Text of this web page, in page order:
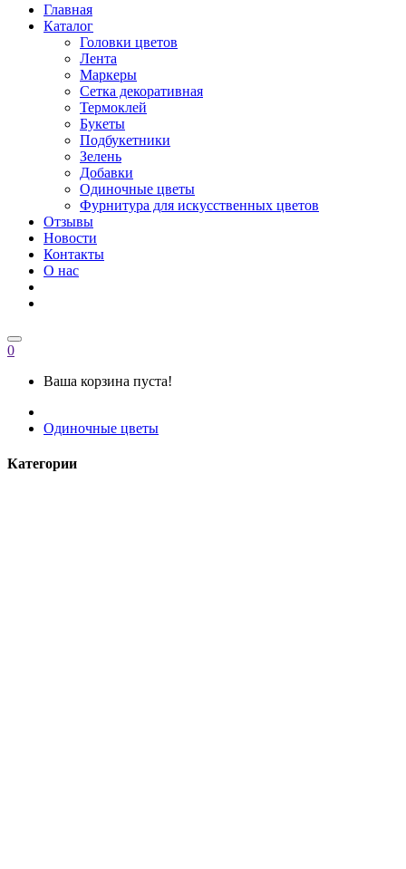
Главная
Каталог
Головки цветов
Лента
Маркеры
Сетка декоративная
Термоклей
Букеты
Подбукетники
Зелень
Добавки
Одиночные цветы
Фурнитура для искусственных цветов
Отзывы
Новости
Контакты
О нас
0
Ваша корзина пуста!
Одиночные цветы
Категории